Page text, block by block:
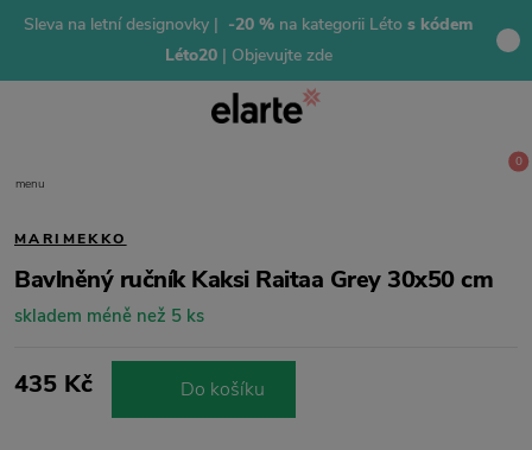
Sleva na letní designovky | -20 % na kategorii Léto s kódem
Léto20 | Objevujte zde
menu
0
MARIMEKKO
Bavlněný ručník Kaksi Raitaa Grey 30x50 cm
skladem méně než 5 ks
435 Kč Do košíku